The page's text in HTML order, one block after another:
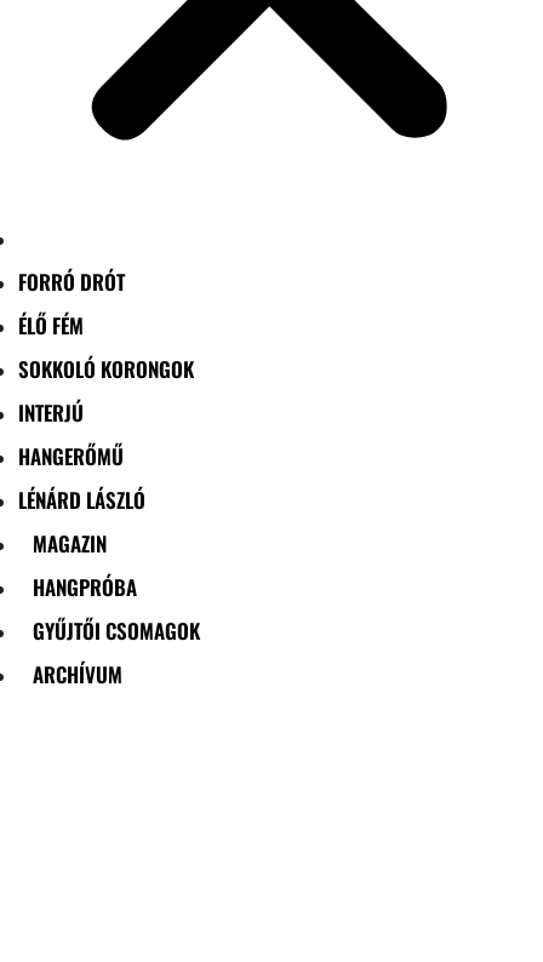
FORRÓ DRÓT
ÉLŐ FÉM
SOKKOLÓ KORONGOK
INTERJÚ
HANGERŐMŰ
LÉNÁRD LÁSZLÓ
MAGAZIN
HANGPRÓBA
GYŰJTŐI CSOMAGOK
ARCHÍVUM